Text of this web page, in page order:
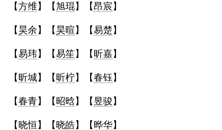
【方维】【旭琨】【昂宸】
【昊余】【昊暄】【易楚】
【易玮】【易笙】【 昕嘉】
【 昕城】【 昕柠】【春钰】
【春青】【 昭晗】【昱骏】
【 晓恒】【 晓皓】【 晔华】